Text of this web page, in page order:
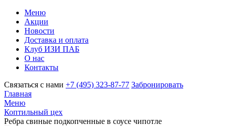
Меню
Акции
Новости
Доставка и оплата
Клуб ИЗИ ПАБ
О нас
Контакты
Связаться с нами +7 (495) 323-87-77 Забронировать
Главная
Меню
Коптильный цех
Ребра свиные подкопченные в соусе чипотле